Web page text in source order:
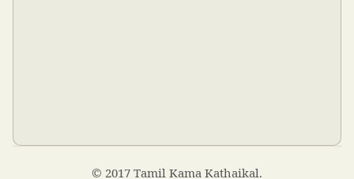
© 2017 Tamil Kama Kathaikal.